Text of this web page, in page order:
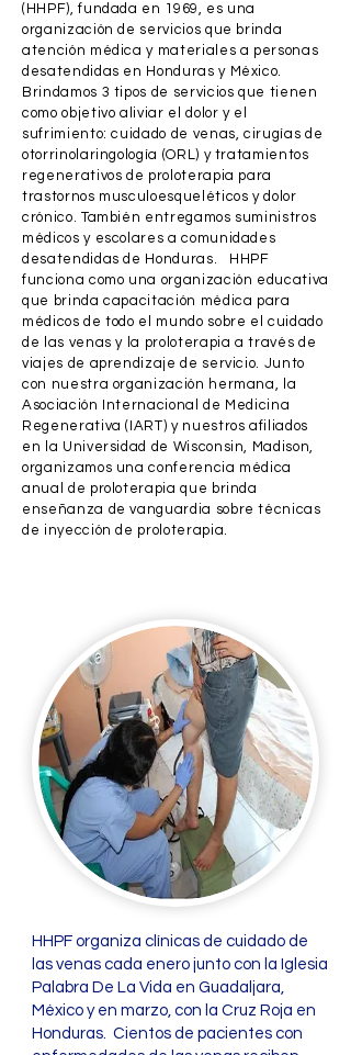
(HHPF), fundada en 1969, es una
organización de servicios que brinda
atención médica y materiales a personas
desatendidas en Honduras y México.
Brindamos 3 tipos de servicios que tienen
como objetivo aliviar el dolor y el
sufrimiento: cuidado de venas, cirugías de
otorrinolaringología (ORL) y tratamientos
regenerativos de proloterapia para
trastornos musculoesqueléticos y dolor
crónico. También entregamos suministros
médicos y escolares a comunidades
desatendidas de Honduras. HHPF
funciona como una organización educativa
que brinda capacitación médica para
médicos de todo el mundo sobre el cuidado
de las venas y la proloterapia a través de
viajes de aprendizaje de servicio. Junto
con nuestra organización hermana, la
Asociación Internacional de Medicina
Regenerativa (IART) y nuestros afiliados
en la Universidad de Wisconsin, Madison,
organizamos una conferencia médica
anual de proloterapia que brinda
enseñanza de vanguardia sobre técnicas
de inyección de proloterapia.
HHPF organiza clínicas de cuidado de
las venas cada enero junto con la Iglesia
Palabra De La Vida en Guadaljara,
México y en marzo, con la Cruz Roja en
Honduras. Cientos de pacientes con